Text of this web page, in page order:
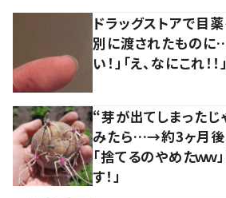
ドラッグストアで目
別に渡されたものに
い！」「え、なにこれ！！」
“芽が出てしまった
みたら…→約3ヶ月後
「捨てるのやめたｗｗ
す！」